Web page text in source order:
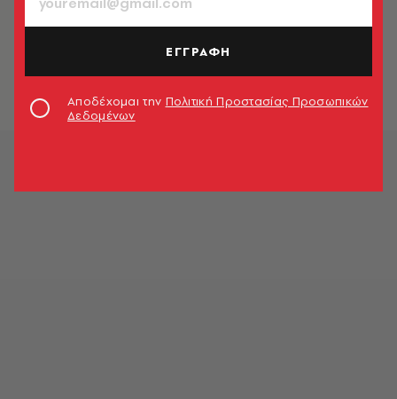
Φοιτητές απειλούν καθηγήτρια
Πανεπιστήμιο
ΕΓΓΡΑΦΗ
Αποδέχομαι την Πολιτική Προστασίας Προσωπικών
Δεδομένων